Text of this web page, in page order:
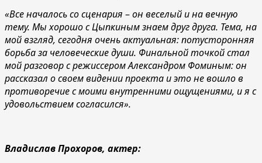
«Все началось со сценария –он веселый и на вечную
тему. Мы хорошо с Цыпкиным знаем друг друга. Тема, на
мой взгляд, сегодня очень актуальная: потусторонняя
борьба за человеческие души. Финальной точкой стал
мой разговор с режиссером Александром Фоминым: он
рассказал о своем видении проекта и это не вошло в
противоречие с моими внутренними ощущениями, и я с
удовольствием согласился».
Владислав Прохоров, актер: